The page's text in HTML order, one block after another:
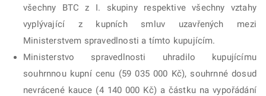
všechny BTC z I. skupiny respektive všechny vztahy
vyplývající z kupních smluv uzavřených mezi
Ministerstvem spravedlnosti a tímto kupujícím.
Ministerstvo spravedlnosti uhradilo kupujícímu
souhrnnou kupní cenu (59 035 000 Kč), souhrnné dosud
nevrácené kauce (4 140 000 Kč) a částku na vypořádání